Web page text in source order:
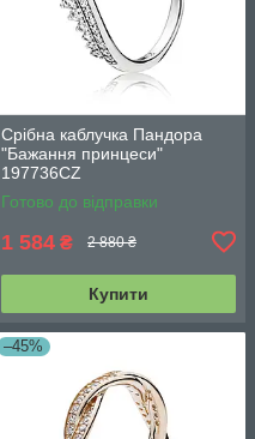
Срібна каблучка Пандора
"Бажання принцеси"
197736CZ
Готово до відправки
1 584 ₴ 2 880 ₴
Купити
–45%